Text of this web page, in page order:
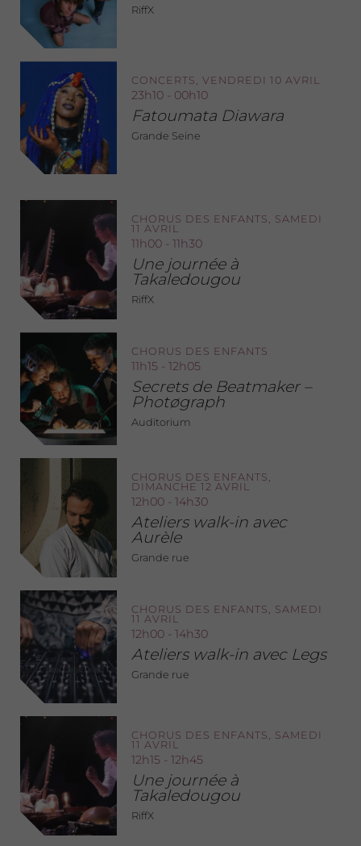
RiffX
CONCERTS, VENDREDI 10 AVRIL
23h10 - 00h10
Fatoumata Diawara
Grande Seine
CHORUS DES ENFANTS, SAMEDI
11 AVRIL
11h00 - 11h30
Une journée à
Takaledougou
RiffX
CHORUS DES ENFANTS
11h15 - 12h05
Secrets de Beatmaker –
Photøgraph
Auditorium
CHORUS DES ENFANTS,
DIMANCHE 12 AVRIL
12h00 - 14h30
Ateliers walk-in avec
Aurèle
Grande rue
CHORUS DES ENFANTS, SAMEDI
11 AVRIL
12h00 - 14h30
Ateliers walk-in avec Legs
Grande rue
CHORUS DES ENFANTS, SAMEDI
11 AVRIL
12h15 - 12h45
Une journée à
Takaledougou
RiffX